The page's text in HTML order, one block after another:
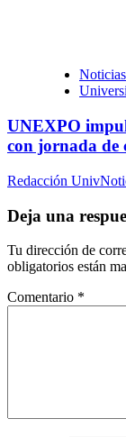
UNEXPO
con jornada de
Redacción
Deja una
Tu dirección de
obligatorios están
Comentario *